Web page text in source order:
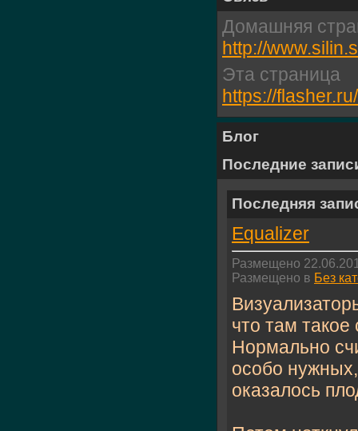
Домашняя
http://
Эта страница
https://
Блог
Последние
Последняя
Equalizer
Размещено
Размещено в Без
что там
Нормально
особо
оказалось